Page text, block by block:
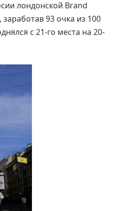
лондонской Brand
93 очка из 100
с 21-го места на 20-